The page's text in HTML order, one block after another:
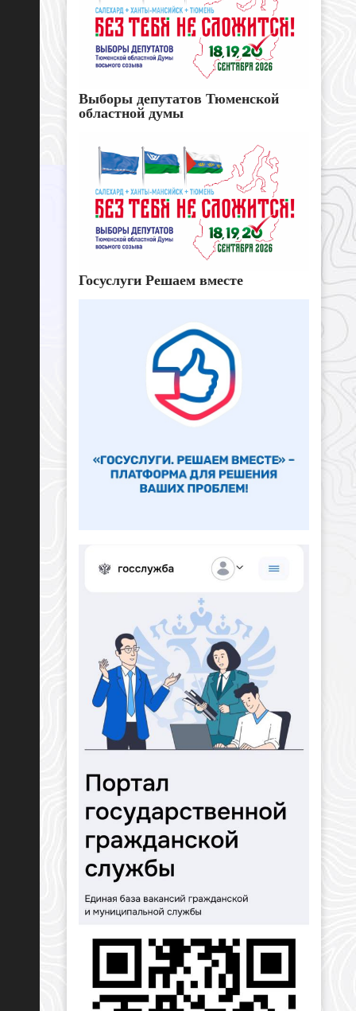
Выборы депутатов Тюменской
областной думы
Госуслуги Решаем вместе